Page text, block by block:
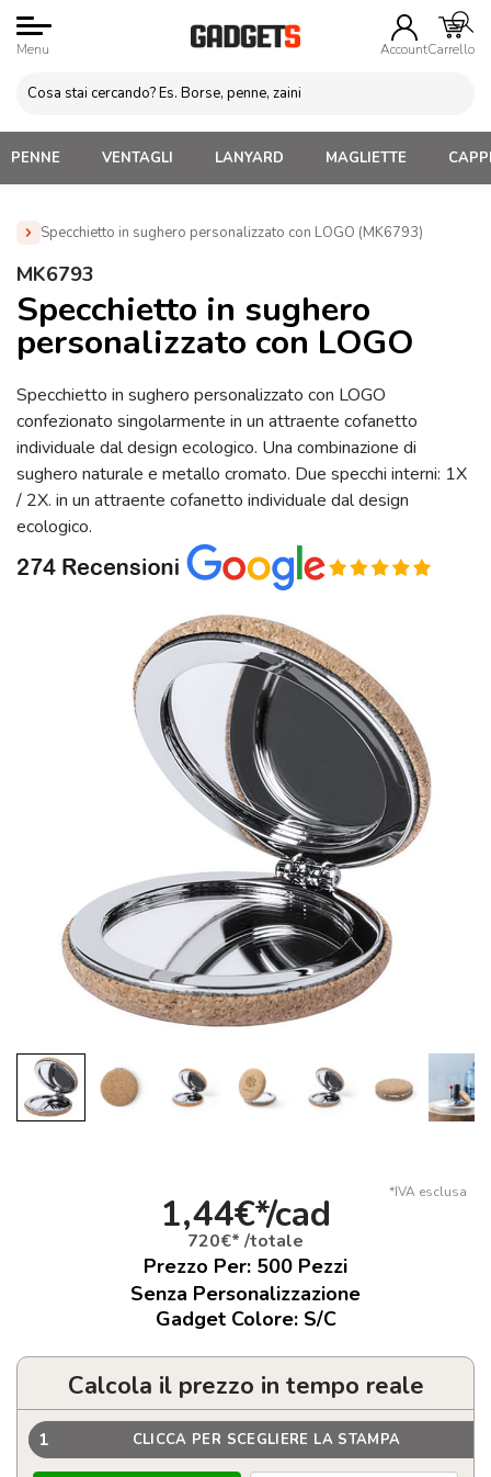
Menu AccountCarrello
PENNE VENTAGLI LANYARD MAGLIETTE
Specchietto in sughero personalizzato con LOGO (MK6793)
Home »
LOGO (MK6793)
MK6793
Specchietto in sughero
personalizzato con LOGO
Specchietto in sughero personalizzato con LOGO
confezionato singolarmente in un attraente cofanetto
individuale dal design ecologico. Una combinazione di
sughero naturale e metallo cromato. Due specchi interni: 1X
/ 2X. in un attraente cofanetto individuale dal design
ecologico.
*IVA esclusa
1,44€*/cad
720€* /totale
Prezzo Per: 500 Pezzi
Senza Personalizzazione
Gadget Colore: S/C
Calcola il prezzo in tempo reale
1 CLICCA PER SCEGLIERE LA STAMPA